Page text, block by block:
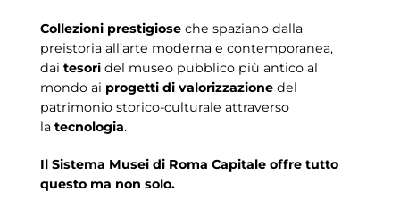
Collezioni prestigiose che spaziano dalla
preistoria all’arte moderna e contemporanea,
dai tesori del museo pubblico più antico al
mondo ai progetti di valorizzazione del
patrimonio storico-culturale attraverso
la tecnologia.
Il Sistema Musei di Roma Capitale offre tutto
questo ma non solo.